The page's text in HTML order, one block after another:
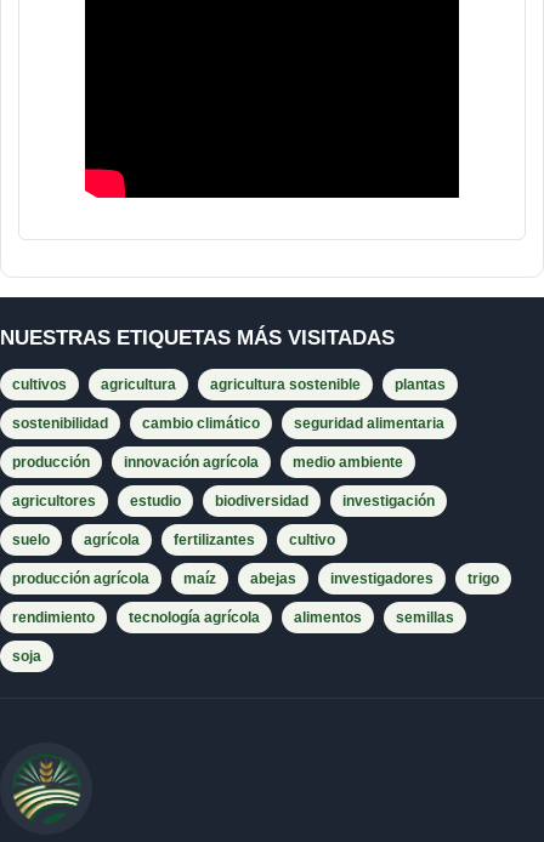
NUESTRAS ETIQUETAS MÁS VISITADAS
cultivos agricultura agricultura sostenible plantas
sostenibilidad cambio climático seguridad alimentaria
producción innovación agrícola medio ambiente
agricultores estudio biodiversidad investigación
suelo agrícola fertilizantes cultivo
producción agrícola maíz abejas investigadores trigo
rendimiento tecnología agrícola alimentos semillas
soja